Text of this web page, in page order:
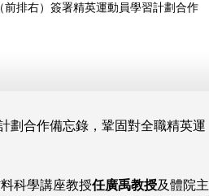
前排右）簽署精英運動員學習計劃合作
劃合作備忘錄，鞏固對全職精英運
科學講座教授任廣禹教授及體院主